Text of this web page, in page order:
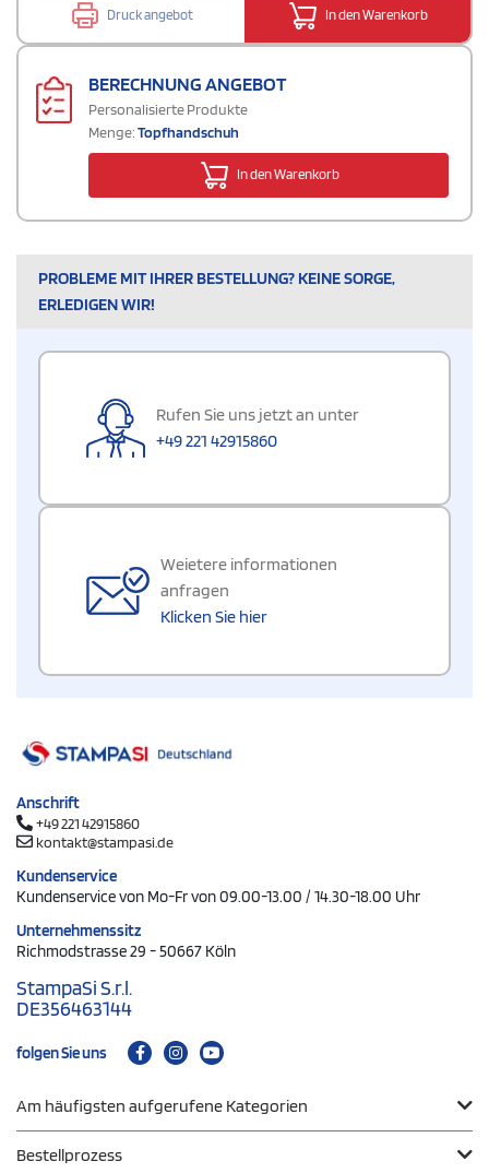
Druck angebot In den Warenkorb
BERECHNUNG ANGEBOT
Personalisierte Produkte
Menge:Topfhandschuh
In den Warenkorb
PROBLEME MIT IHRER BESTELLUNG? KEINE SORGE,
ERLEDIGEN WIR!
Rufen Sie uns jetzt an unter
+49 221 42915860
Weietere informationen
anfragen
Klicken Sie hier
Anschrift
+49 221 42915860
kontakt@stampasi.de
Kundenservice
Kundenservice von Mo-Fr von 09.00-13.00 / 14.30-18.00 Uhr
Unternehmenssitz
Richmodstrasse 29 - 50667 Köln
StampaSi S.r.l.
DE356463144
folgen Sie uns
Am häufigsten aufgerufene Kategorien
Bestellprozess